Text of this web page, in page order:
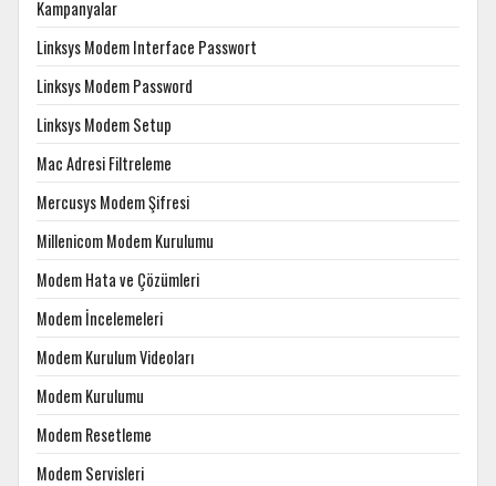
Kampanyalar
Linksys Modem Interface Passwort
Linksys Modem Password
Linksys Modem Setup
Mac Adresi Filtreleme
Mercusys Modem Şifresi
Millenicom Modem Kurulumu
Modem Hata ve Çözümleri
Modem İncelemeleri
Modem Kurulum Videoları
Modem Kurulumu
Modem Resetleme
Modem Servisleri